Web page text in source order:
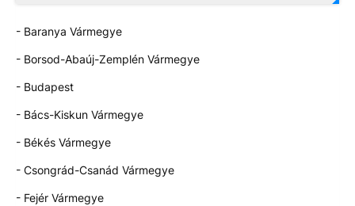
- Baranya Vármegye
- Borsod-Abaúj-Zemplén Vármegye
- Budapest
- Bács-Kiskun Vármegye
- Békés Vármegye
- Csongrád-Csanád Vármegye
- Fejér Vármegye